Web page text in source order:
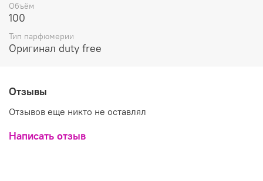
Объём
100
Тип парфюмерии
Оригинал duty free
Отзывы
Отзывов еще никто не оставлял
Написать отзыв